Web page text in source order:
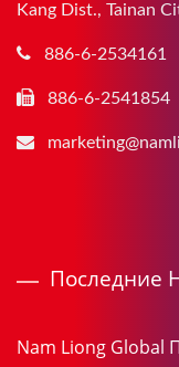
Kang Dist., Tainan
886-6-2534161
886-6-2541854
Последние
Nam Liong Global